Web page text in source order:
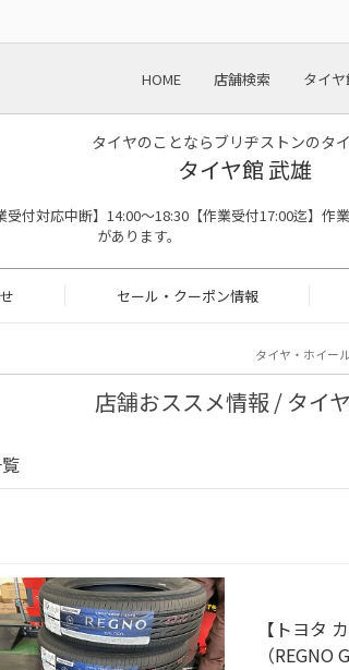
HOME 店舗検索 タイ
タイヤのことならブリヂストンのタ
タイヤ館 武雄
付対応中断】14:00～18:30【作業受付17:00迄】作
があります。
セール・クーポン情報
タイヤ・ホイー
店舗おススメ情報 / タイ
【トヨタ
（REGNO